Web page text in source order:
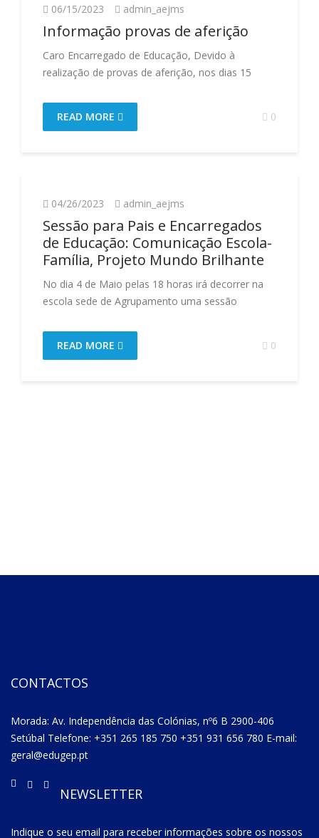
06/15/2023 admin_aejms
Informação provas de aferição
Caro Encarregado de Educação, Devido à
realização de provas de aferição, nos dias 15
READ MORE 0
04/26/2023 admin_aejms
Sessão para Pais e Encarregados
de Educação: Comunicação Escola-
Família, Projeto Mundo Brilhante
No dia 4 de Maio pelas 18 horas irá decorrer na
escola sede de Agrupamento uma sessão
READ MORE 0
CONTACTOS
Morada: Av. Independência das Colónias, nº6 B 2900-406
Setúbal Telefone: +351 265 185 750 +351 931 656 780 E-mail:
geral@edugep.pt
NEWSLETTER
Indique o seu email para receber informações sobre os nossos